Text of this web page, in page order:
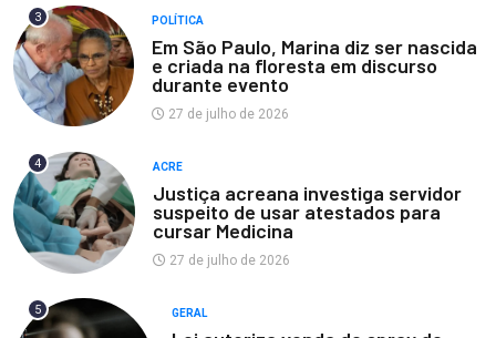
3 POLÍTICA
Em São Paulo, Marina diz ser nascida
e criada na floresta em discurso
durante evento
27 de julho de 2026
4 ACRE
Justiça acreana investiga servidor
suspeito de usar atestados para
cursar Medicina
27 de julho de 2026
5 GERAL